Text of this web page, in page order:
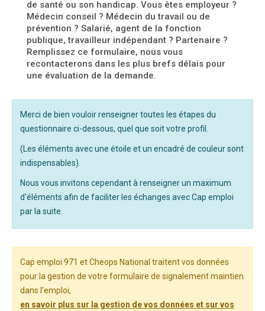
de santé ou son handicap. Vous êtes employeur ?
Médecin conseil ? Médecin du travail ou de
prévention ? Salarié, agent de la fonction
publique, travailleur indépendant ? Partenaire ?
Remplissez ce formulaire, nous vous
recontacterons dans les plus brefs délais pour
une évaluation de la demande.
Merci de bien vouloir renseigner toutes les étapes du
questionnaire ci-dessous, quel que soit votre profil.
(Les éléments avec une étoile et un encadré de couleur sont
indispensables).
Nous vous invitons cependant à renseigner un maximum
d'éléments afin de faciliter les échanges avec Cap emploi
par la suite.
Cap emploi 971 et Cheops National traitent vos données
pour la gestion de votre formulaire de signalement maintien
dans l’emploi,
en savoir plus sur la gestion de vos données et sur vos